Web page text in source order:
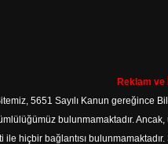
Reklam ve
5651 Sayılı Kanun gereğince
bulunmamaktadır.
ile hiçbir bağlantısı